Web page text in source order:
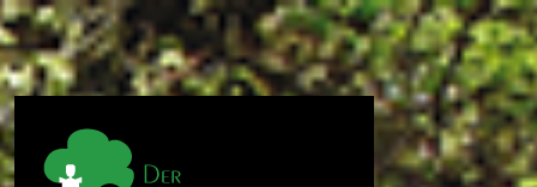
Direkt zum Inhalt